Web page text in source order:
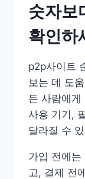
숫자보
확인하
p2p사이트
보는 데 도
든 사람에
사용 기기,
달라질 수
가입 전에는
고, 결제 전